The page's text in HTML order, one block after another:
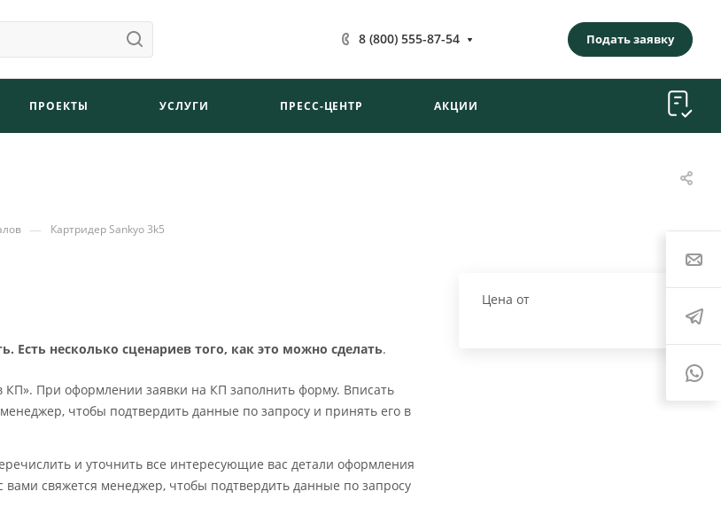
8 (800) 555-87-54 Подать заявку
ПРОЕКТЫ УСЛУГИ ПРЕСС-ЦЕНТР АКЦИИ
— Картридер Sankyo 3k5
Цена от
несколько сценариев того, как это можно сделать.
При оформлении заявки на КП заполнить форму. Вписать
чтобы подтвердить данные по запросу и принять его в
и уточнить все интересующие вас детали оформления
свяжется менеджер, чтобы подтвердить данные по запросу